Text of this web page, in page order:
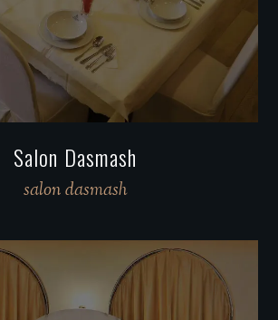
Salon Dasmash
salon dasmash